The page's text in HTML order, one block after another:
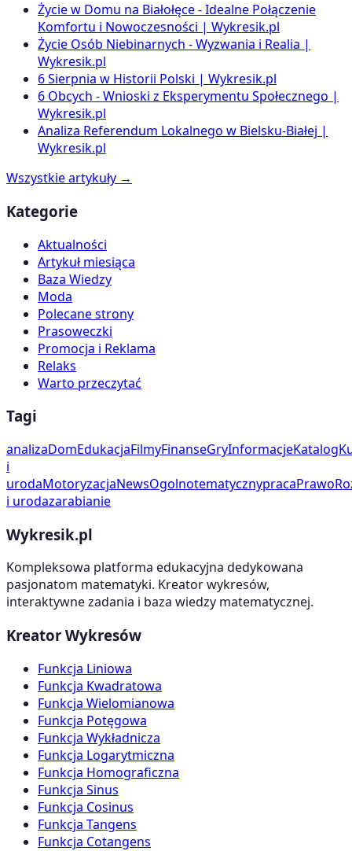
Życie w Domu na Białołęce - Idealne Połączenie
Komfortu i Nowoczesności | Wykresik.pl
Życie Osób Niebinarnych - Wyzwania i Realia |
Wykresik.pl
6 Sierpnia w Historii Polski | Wykresik.pl
6 Obcych - Wnioski z Eksperymentu Społecznego |
Wykresik.pl
Analiza Referendum Lokalnego w Bielsku-Białej |
Wykresik.pl
Wszystkie artykuły →
Kategorie
Aktualności
Artykuł miesiąca
Baza Wiedzy
Moda
Polecane strony
Prasoweczki
Promocja i Reklama
Relaks
Warto przeczytać
Tagi
analizaDomEdukacjaFilmyFinanseGryInformacjeKatalog
i
urodaMotoryzacjaNewsOgolnotematycznypracaPrawo
i urodazarabianie
Wykresik.pl
Kompleksowa platforma edukacyjna dedykowana
pasjonatom matematyki. Kreator wykresów,
interaktywne zadania i baza wiedzy matematycznej.
Kreator Wykresów
Funkcja Liniowa
Funkcja Kwadratowa
Funkcja Wielomianowa
Funkcja Potęgowa
Funkcja Wykładnicza
Funkcja Logarytmiczna
Funkcja Homograficzna
Funkcja Sinus
Funkcja Cosinus
Funkcja Tangens
Funkcja Cotangens